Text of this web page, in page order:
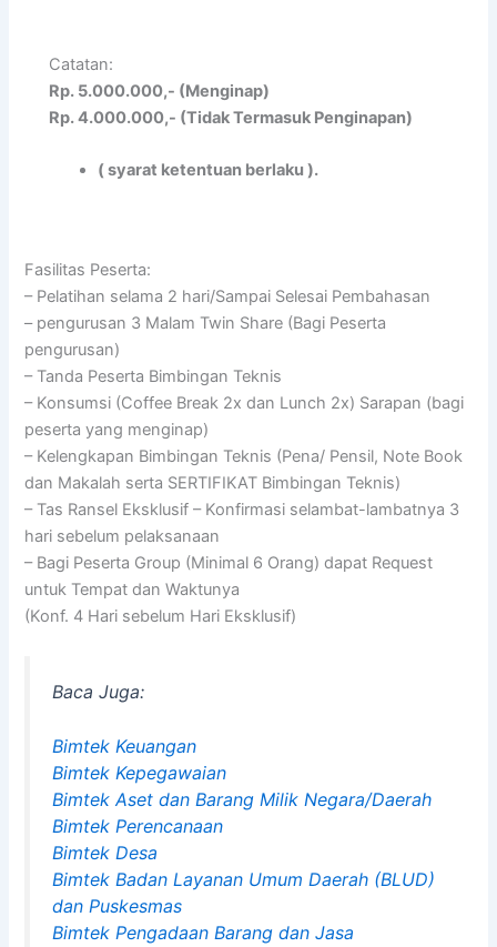
Catatan:
Rp. 5.000.000,- (Menginap)
Rp. 4.000.000,- (Tidak Termasuk Penginapan)
( syarat ketentuan berlaku ).
Fasilitas Peserta:
– Pelatihan selama 2 hari/Sampai Selesai Pembahasan
– pengurusan 3 Malam Twin Share (Bagi Peserta
pengurusan)
– Tanda Peserta Bimbingan Teknis
– Konsumsi (Coffee Break 2x dan Lunch 2x) Sarapan (bagi
peserta yang menginap)
– Kelengkapan Bimbingan Teknis (Pena/ Pensil, Note Book
dan Makalah serta SERTIFIKAT Bimbingan Teknis)
– Tas Ransel Eksklusif – Konfirmasi selambat-lambatnya 3
hari sebelum pelaksanaan
– Bagi Peserta Group (Minimal 6 Orang) dapat Request
untuk Tempat dan Waktunya
(Konf. 4 Hari sebelum Hari Eksklusif)
Baca Juga:
Bimtek Keuangan
Bimtek Kepegawaian
Bimtek Aset dan Barang Milik Negara/Daerah
Bimtek Perencanaan
Bimtek Desa
Bimtek Badan Layanan Umum Daerah (BLUD)
dan Puskesmas
Bimtek Pengadaan Barang dan Jasa